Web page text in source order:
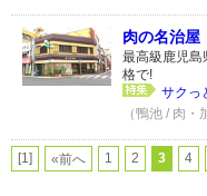
肉の名治屋
最高級鹿児島
格で!
サクっ
（鴨池 / 肉・
[1] «前へ 1 2 3 4